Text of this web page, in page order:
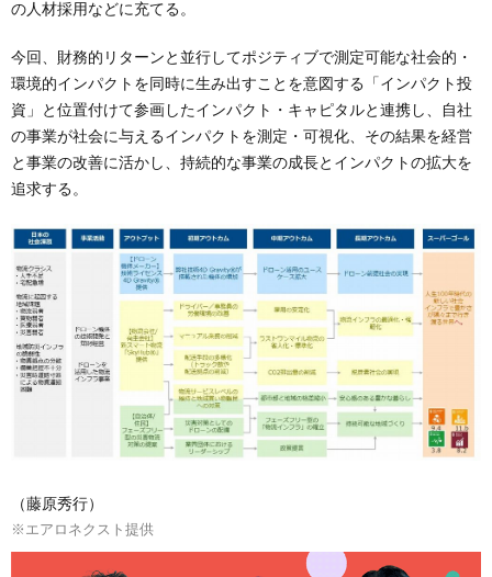
の人材採用などに充てる。
今回、財務的リターンと並行してポジティブで測定可能な社会的・
環境的インパクトを同時に生み出すことを意図する「インパクト投
資」と位置付けて参画したインパクト・キャピタルと連携し、自社
の事業が社会に与えるインパクトを測定・可視化、その結果を経営
と事業の改善に活かし、持続的な事業の成長とインパクトの拡大を
追求する。
（藤原秀行）
※エアロネクスト提供